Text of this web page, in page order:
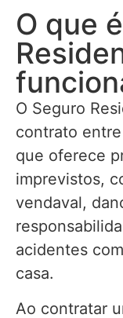
O que
O Seguro
contrato
que oferece
imprevistos,
vendaval,
acidentes
casa.
Ao contratar